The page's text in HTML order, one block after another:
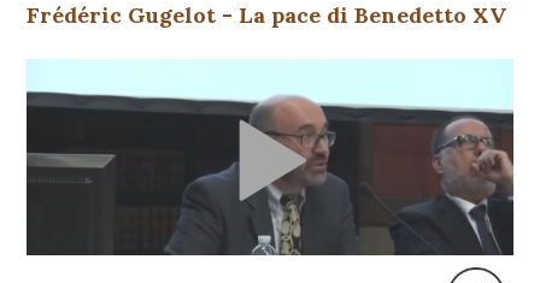
Frédéric Gugelot - La pace di Benedetto XV